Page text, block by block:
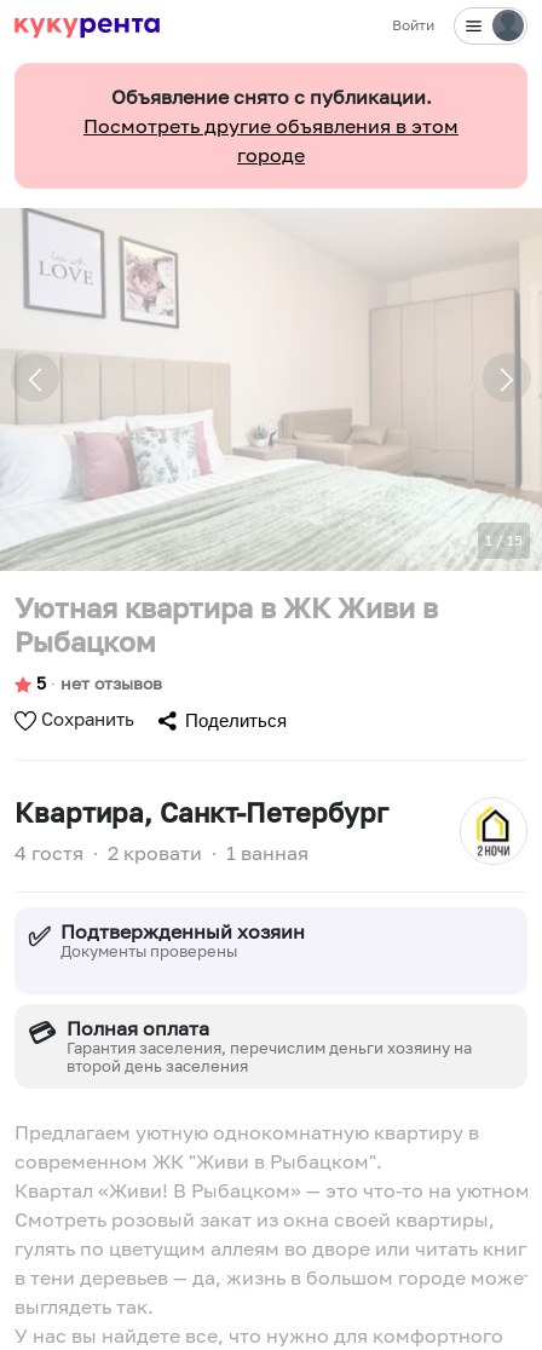
Войти
Объявление снято с публикации.
Посмотреть другие объявления в этом
городе
1 / 15
Уютная квартира в ЖК Живи в
Рыбацком
5 ∙ нет отзывов
Сохранить Поделиться
Квартира, Санкт-Петербург
4 гостя ∙ 2 кровати ∙ 1 ванная
✅ Подтвержденный хозяин
Документы проверены
💳 Полная оплата
Гарантия заселения, перечислим деньги хозяину на
второй день заселения
Предлагаем уютную однокомнатную квартиру в
современном ЖК "Живи в Рыбацком".
Квартал «Живи! В Рыбацком» — это что-то на уютном.
Смотреть розовый закат из окна своей квартиры,
гулять по цветущим аллеям во дворе или читать книгу
в тени деревьев — да, жизнь в большом городе может
выглядеть так.
У нас вы найдете все, что нужно для комфортного